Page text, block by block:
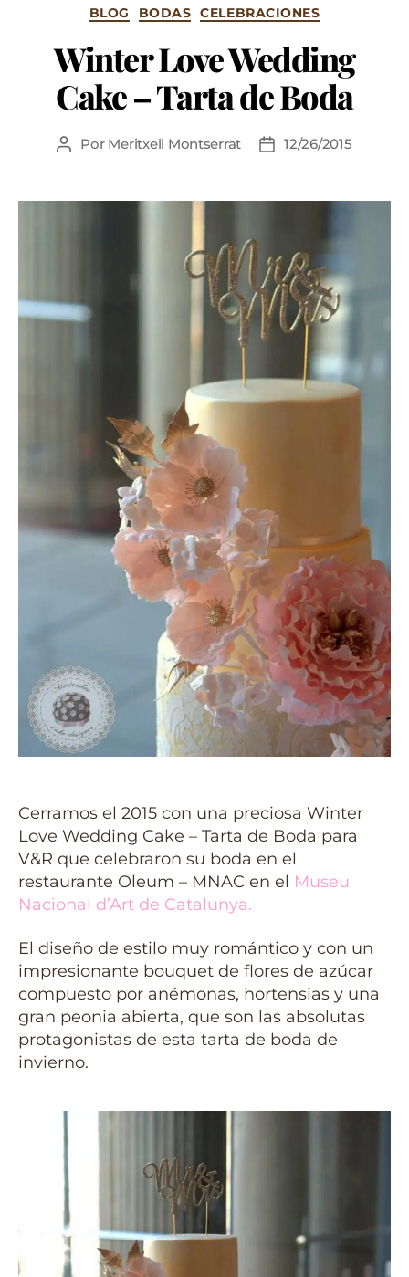
BLOG BODAS CELEBRACIONES
Winter Love Wedding
Cake – Tarta de Boda
Por Meritxell Montserrat 12/26/2015
Cerramos el 2015 con una preciosa Winter
Love Wedding Cake – Tarta de Boda para
V&R que celebraron su boda en el
restaurante Oleum – MNAC en el Museu
Nacional d’Art de Catalunya.
El diseño de estilo muy romántico y con un
impresionante bouquet de flores de azúcar
compuesto por anémonas, hortensias y una
gran peonia abierta, que son las absolutas
protagonistas de esta tarta de boda de
invierno.